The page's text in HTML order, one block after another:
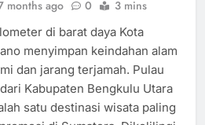
months ago 0 3 mins
di barat daya Kota
menyimpan keindahan alam
dan jarang terjamah. Pulau
Kabupaten Bengkulu Utara
satu destinasi wisata paling